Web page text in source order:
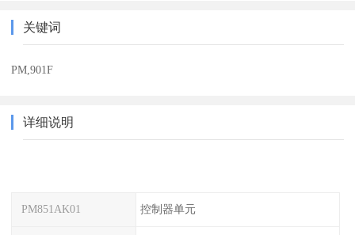
关键词
PM,901F
详细说明
PM851AK01 控制器单元